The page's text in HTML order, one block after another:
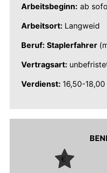
Arbeitsbeginn: ab
Arbeitsort: Langweid
Beruf: Staplerfahrer
Vertragsart:
Verdienst: 16,50-18,00